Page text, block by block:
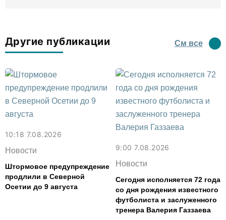
Другие публикации См все
10:18 7.08.2026
Новости
Штормовое предупреждение
продлили в Северной
Осетии до 9 августа
9:00 7.08.2026
Новости
Сегодня исполняется 72 года
со дня рождения известного
футболиста и заслуженного
тренера Валерия Газзаева